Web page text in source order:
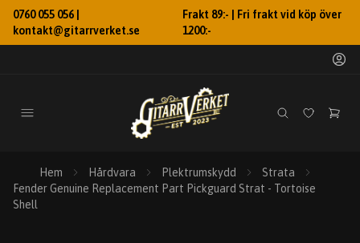
0760 055 056 |
kontakt@gitarrverket.se
Frakt 89:- | Fri frakt vid köp över
1200:-
Hem Hårdvara Plektrumskydd
Strata
Fender Genuine Replacement Part Pickguard Strat - Tortoise
Shell